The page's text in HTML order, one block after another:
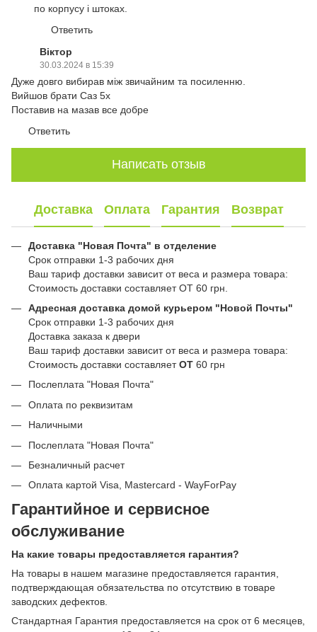
по корпусу і штоках.
Ответить
Віктор
30.03.2024 в 15:39
Дуже довго вибирав між звичайним та посиленню.
Вийшов брати Саз 5х
Поставив на мазав все добре
Ответить
Написать отзыв
Доставка Оплата Гарантия Возврат
Доставка "Новая Почта" в отделение
Срок отправки 1-3 рабочих дня
Ваш тариф доставки зависит от веса и размера товара:
Стоимость доставки составляет ОТ 60 грн.
Адресная доставка домой курьером "Новой Почты"
Срок отправки 1-3 рабочих дня
Доставка заказа к двери
Ваш тариф доставки зависит от веса и размера товара:
Стоимость доставки составляетОТ 60 грн
Послеплата "Новая Почта"
Оплата по реквизитам
Наличными
Послеплата "Новая Почта"
Безналичный расчет
Оплата картой Visa, Mastercard - WayForPay
Гарантийное и сервисное
обслуживание
На какие товары предоставляется гарантия?
На товары в нашем магазине предоставляется гарантия,
подтверждающая обязательства по отсутствию в товаре
заводских дефектов.
Стандартная Гарантия предоставляется на срок от 6 месяцев,